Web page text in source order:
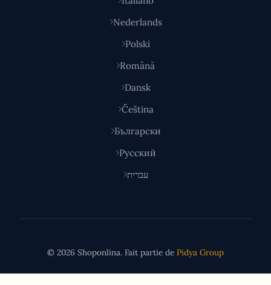
Nederlands
Polski
Română
Dansk
Čeština
Български
Русский
עברית
© 2026 Shoponlina. Fait partie de Pidya Group